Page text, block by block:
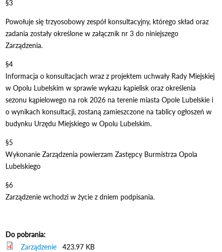
§3
Powołuje się trzyosobowy zespół konsultacyjny, którego skład oraz
zadania zostały określone w załącznik nr 3 do niniejszego
Zarządzenia.
§4
Informacja o konsultacjach wraz z projektem uchwały Rady Miejskiej
w Opolu Lubelskim w sprawie wykazu kąpielisk oraz określenia
sezonu kąpielowego na rok 2026 na terenie miasta Opole Lubelskie i
o wynikach konsultacji, zostaną zamieszczone na tablicy ogłoszeń w
budynku Urzędu Miejskiego w Opolu Lubelskim.
§5
Wykonanie Zarządzenia powierzam Zastępcy Burmistrza Opola
Lubelskiego
§6
Zarządzenie wchodzi w życie z dniem podpisania.
Do pobrania:
Zarządzenie
423.97 KB